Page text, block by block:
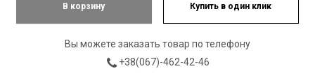
В корзину Купить в один клик
Вы можете заказать товар по телефону
+38(067)-462-42-46